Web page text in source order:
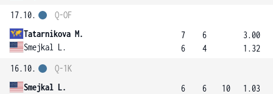
17.10.
Tatarnikova M.
Smejkal L.
Q-OF
7
6
6
4
3.00
1.32
16.10.
Smejkal L.
Q-1K
6
6
10
1.03